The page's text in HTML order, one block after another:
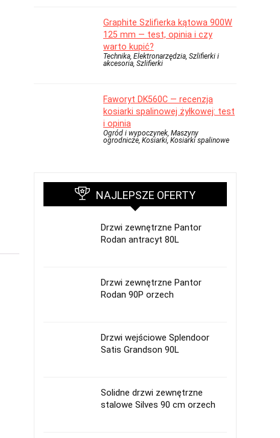
Graphite Szlifierka kątowa 900W
125 mm — test, opinia i czy
warto kupić?
Technika, Elektronarzędzia, Szlifierki i
akcesoria, Szlifierki
Faworyt DK560C — recenzja
kosiarki spalinowej żyłkowej: test
i opinia
Ogród i wypoczynek, Maszyny
ogrodnicze, Kosiarki, Kosiarki spalinowe
NAJLEPSZE OFERTY
Drzwi zewnętrzne Pantor
Rodan antracyt 80L
Drzwi zewnętrzne Pantor
Rodan 90P orzech
Drzwi wejściowe Splendoor
Satis Grandson 90L
Solidne drzwi zewnętrzne
stalowe Silves 90 cm orzech